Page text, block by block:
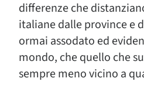
differenze che
italiane dalle province e
ormai assodato ed
mondo, che quello che
sempre meno vicino a